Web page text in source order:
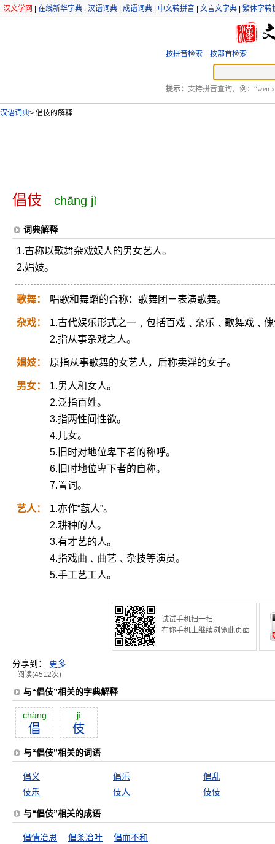
汉文学网 在线新华字典 汉语词典 成语词典 中文转拼音 文言文字典 繁体字转
按拼音检索 按部首检索
提示： 支持拼音查询，例：“wen
汉语词典> 倡伎的解释
倡伎 chāng jì
词典解释
1.古称以歌舞杂戏娱人的男女艺人。
2.娼妓。
歌舞： 唱歌和舞蹈的合称：歌舞团ㄧ表演歌舞。
杂戏：
1.古代娱乐形式之一﹐包括百戏﹑杂乐﹑歌舞戏﹑傀
2.指从事杂戏之人。
娼妓： 原指从事歌舞的女艺人，后称卖淫的女子。
男女：
1.男人和女人。
2.泛指百姓。
3.指两性间性欲。
4.儿女。
5.旧时对地位卑下者的称呼。
6.旧时地位卑下者的自称。
7.詈词。
艺人：
1.亦作“蓺人”。
2.耕种的人。
3.有才艺的人。
4.指戏曲﹑曲艺﹑杂技等演员。
5.手工艺工人。
试试手机扫一扫
在你手机上继续浏览此页面
分享到： 更多
阅读(4512次)
与“倡伎”相关的字典解释
chàng
倡
jì
伎
与“倡伎”相关的词语
倡义 倡乐
倡乱
伎乐
伎人 伎伎
与“倡伎”相关的成语
倡情冶思 倡条冶叶 倡而不和